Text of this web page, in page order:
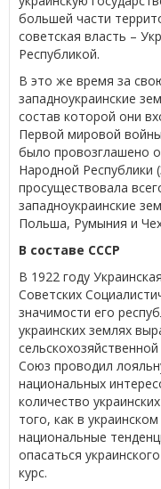
большей части
советская власть –
Республикой.
В это же время за
западноукраинские
состав которой они
Первой мировой
было провозглашено
Народной Республики
просуществовала
западноукраинские
Польша, Румыния и
В составе СССР
В 1922 году
Советских
значимости его
украинских землях
Союз проводил
национальных
количество
того, как в
национальные
опасаться
курс.